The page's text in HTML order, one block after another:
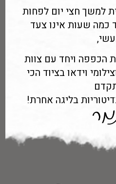
למשך חצי יום לפחות
כמה שעות אינו צעד
הכפפה ויחד עם צוות
וידאו בציוד הכי
בליגה אחרת!